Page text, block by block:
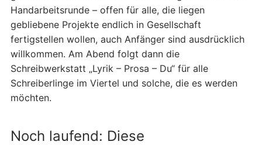
Handarbeitsrunde – offen für alle, die liegen
gebliebene Projekte endlich in Gesellschaft
fertigstellen wollen, auch Anfänger sind ausdrücklich
willkommen. Am Abend folgt dann die
Schreibwerkstatt „Lyrik – Prosa – Du“ für alle
Schreiberlinge im Viertel und solche, die es werden
möchten.
Noch laufend: Diese